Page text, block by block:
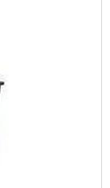
de
de